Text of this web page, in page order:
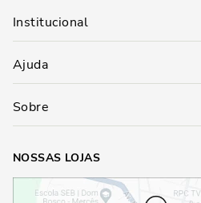
Institucional
Ajuda
Sobre
NOSSAS LOJAS